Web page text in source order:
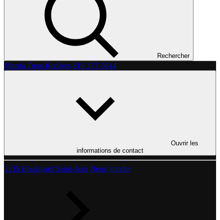
Rechercher
Mazda Trois-Rivières 819 377-5844
Ouvrir les
informations de contact
3135 Boulevard Saint-Jean Nous joindre